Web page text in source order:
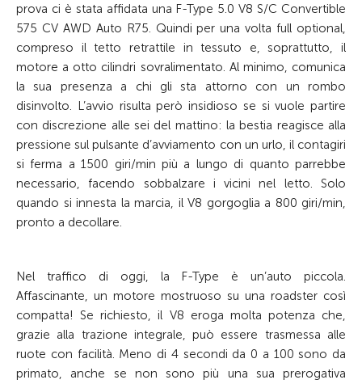
prova ci è stata affidata una F-Type 5.0 V8 S/C Convertible
575 CV AWD Auto R75. Quindi per una volta full optional,
compreso il tetto retrattile in tessuto e, soprattutto, il
motore a otto cilindri sovralimentato. Al minimo, comunica
la sua presenza a chi gli sta attorno con un rombo
disinvolto. L’avvio risulta però insidioso se si vuole partire
con discrezione alle sei del mattino: la bestia reagisce alla
pressione sul pulsante d’avviamento con un urlo, il contagiri
si ferma a 1500 giri/min più a lungo di quanto parrebbe
necessario, facendo sobbalzare i vicini nel letto. Solo
quando si innesta la marcia, il V8 gorgoglia a 800 giri/min,
pronto a decollare.
Nel traffico di oggi, la F-Type è un’auto piccola.
Affascinante, un motore mostruoso su una roadster così
compatta! Se richiesto, il V8 eroga molta potenza che,
grazie alla trazione integrale, può essere trasmessa alle
ruote con facilità. Meno di 4 secondi da 0 a 100 sono da
primato, anche se non sono più una sua prerogativa